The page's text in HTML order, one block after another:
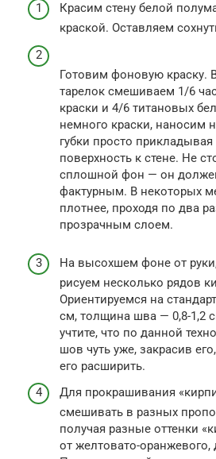
Красим стену белой
краской. Оставляем
Готовим фоновую краску.
тарелок смешиваем 1/6
краски и 4/6 титановых
немного краски, наносим
губки просто
поверхность к стене. Не
сплошной фон — он
фактурным. В некоторых
плотнее, проходя по два
прозрачным слоем.
На высохшем фоне от
рисуем несколько рядов
Ориентируемся на
см, толщина шва — 0,8-1,2
учтите, что по данной
шов чуть уже, закрасив
его расширить.
Для прокрашивания
смешивать в разных
получая разные оттенки
от желтовато-оранжевого,